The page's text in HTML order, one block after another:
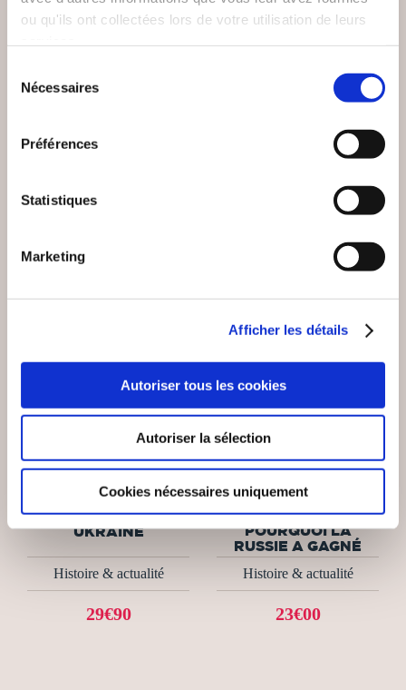
ou qu'ils ont collectées lors de votre utilisation de leurs
Nécessaires
Préférences
Statistiques
Marketing
Afficher les détails
Autoriser tous les cookies
Autoriser la sélection
Cookies nécessaires uniquement
ENTREPRISE
DUCLER FRÈRES
Histoire & actualité
LE MARCHÉ DE
SAINT-PALAIS
Histoire & actualité
Benoît Paré
CE QUE J'AI VU EN
UKRAINE
Histoire & actualité
29€90
Xavier Moreau
UKRAINE :
POURQUOI LA
RUSSIE A GAGNÉ
Histoire & actualité
23€00